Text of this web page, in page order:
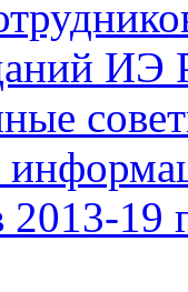
ИЭ
2013-19